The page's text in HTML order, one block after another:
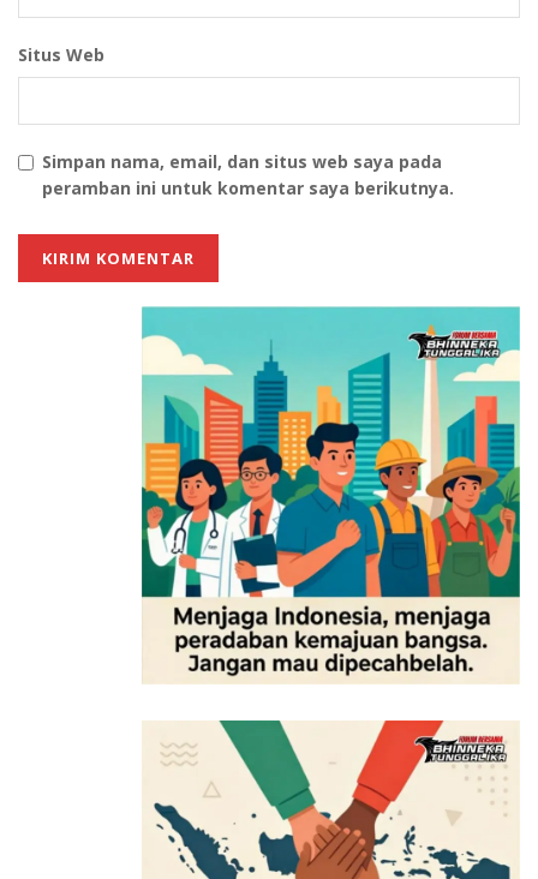
Prompt 4
Buat gambar wanita mengenakan gaun putih panjang
tersebut sedang duduk di hamparan bunga yang,
dengan pose satu tangan ke atas seperti menutup
kilau matahari sore hari, buat suasana dramatis
Buat gambar wanita muda yang mengenakan hijab
putih dan dress putih panjang, wanita tersebut sedang
berdiri di hamparan bunga dan ilalang, dengan
membawa sebuah buku besar, buat pencahayaan
dramatis seperti suasana senja di negeri dongeng
dengan kilau cahaya matahari keemasan.
Berita Hari Ini Berita Terkini
Berita Viral
negeri dongeng prompt
Situs Web
Simpan nama, email, dan situs web saya pada
peramban ini untuk komentar saya berikutnya.